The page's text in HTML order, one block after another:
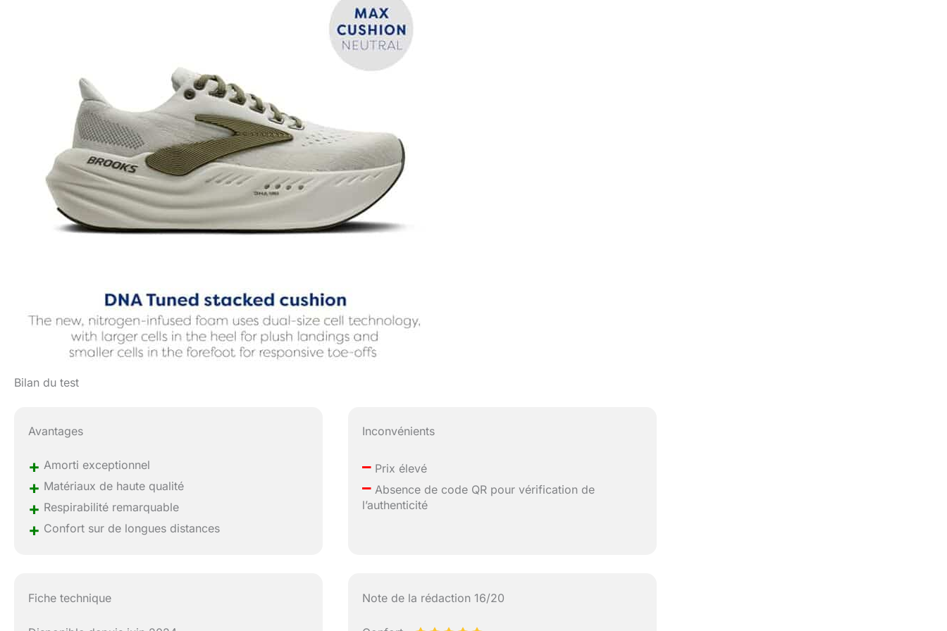
Bilan du test
Avantages
+ Amorti exceptionnel
+ Matériaux de haute qualité
+ Respirabilité remarquable
+ Confort sur de longues distances
Inconvénients
– Prix élevé
– Absence de code QR pour vérification de
l’authenticité
Fiche technique Note de la rédaction 16/20